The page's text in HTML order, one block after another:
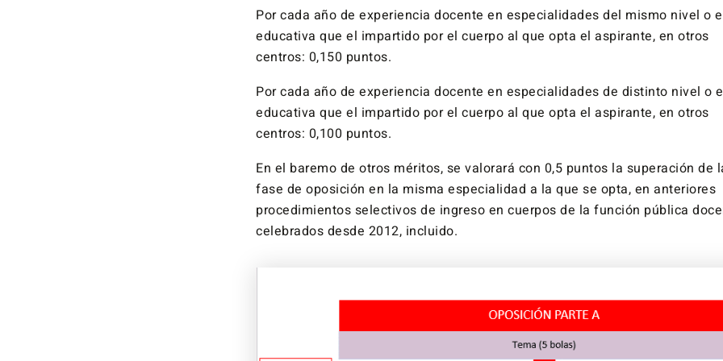
Por cada año de experiencia docente en especialidades del mismo nivel o
educativa que el impartido por el cuerpo al que opta el aspirante, en otros
centros: 0,150 puntos.
Por cada año de experiencia docente en especialidades de distinto nivel o
educativa que el impartido por el cuerpo al que opta el aspirante, en otros
centros: 0,100 puntos.
En el baremo de otros méritos, se valorará con 0,5 puntos la superación de
fase de oposición en la misma especialidad a la que se opta, en anteriores
procedimientos selectivos de ingreso en cuerpos de la función pública
celebrados desde 2012, incluido.